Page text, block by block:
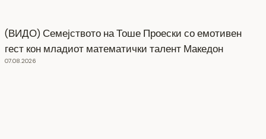
(ВИДО) Семејството на Тоше Проески со емотивен
гест кон младиот математички талент Македон
07.08.2026